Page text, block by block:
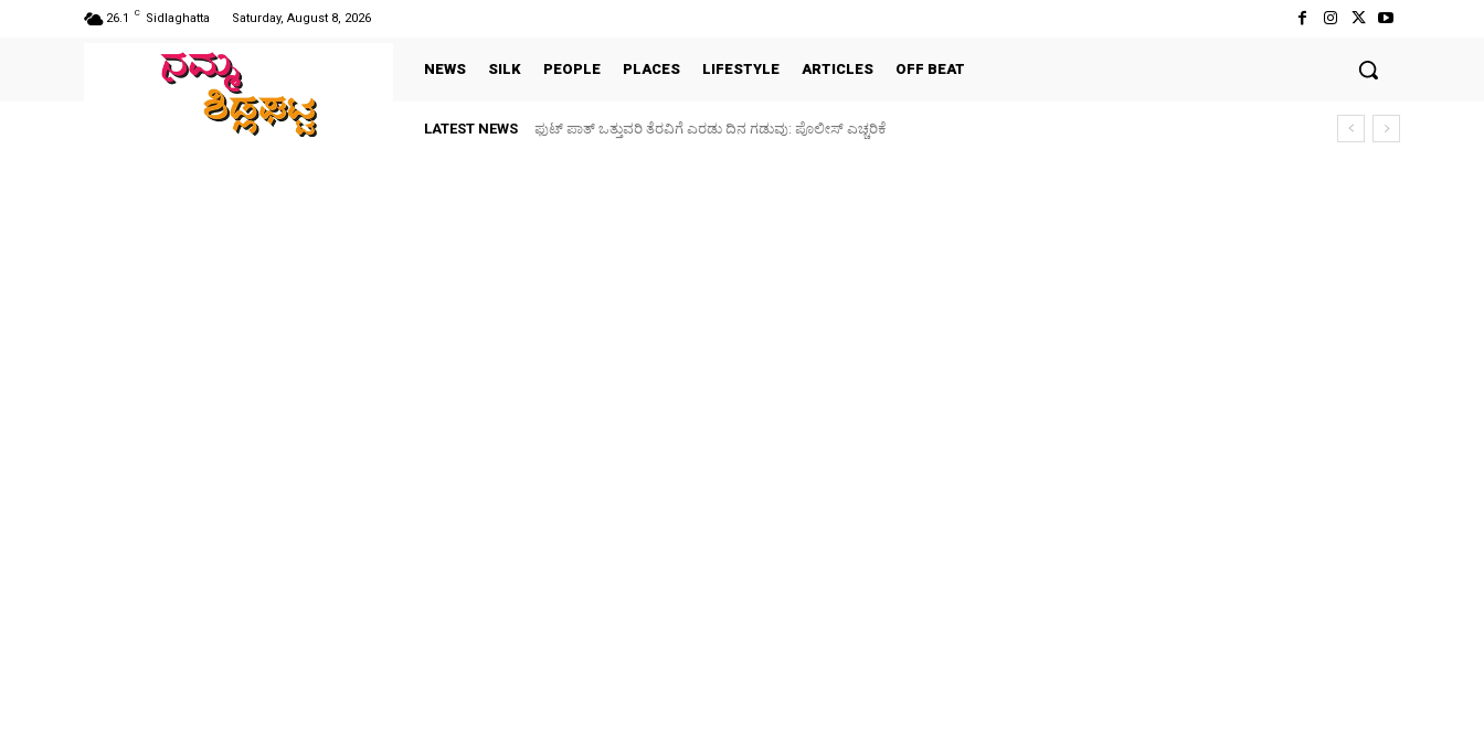
26.1 C Sidlaghatta Saturday, August 8, 2026
NEWS SILK PEOPLE PLACES LIFESTYLE ARTICLES OFF BEAT
LATEST NEWS ಪಶು ಆರೋಗ್ಯ ತಪಾಸಣೆ ಶಿಬಿರ: ಕೃಷಿ ವಿದ್ಯಾರ್ಥಿಗಳಿಂದ ಉಚಿತ ಚಿಕಿತ್ಸೆ